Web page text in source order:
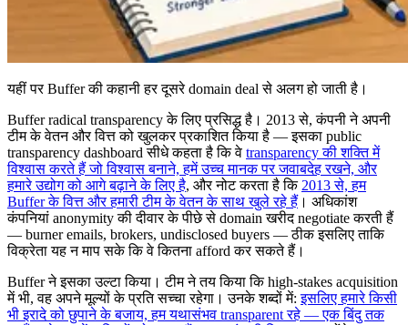
यहीं पर Buffer की कहानी हर दूसरे domain deal से अलग हो जाती है।
Buffer radical transparency के लिए प्रसिद्ध है। 2013 से, कंपनी ने अपनी
टीम के वेतन और वित्त को खुलकर प्रकाशित किया है — इसका public
transparency dashboard सीधे कहता है कि वे transparency की शक्ति में
विश्वास करते हैं जो विश्वास बनाने, हमें उच्च मानक पर जवाबदेह रखने, और
हमारे उद्योग को आगे बढ़ाने के लिए है, और नोट करता है कि 2013 से, हम
Buffer के वित्त और हमारी टीम के वेतन के साथ खुले रहे हैं । अधिकांश
कंपनियां anonymity की दीवार के पीछे से domain खरीद negotiate करती हैं
— burner emails, brokers, undisclosed buyers — ठीक इसलिए ताकि
विक्रेता यह न माप सके कि वे कितना afford कर सकते हैं।
Buffer ने इसका उल्टा किया। टीम ने तय किया कि high-stakes acquisition
में भी, वह अपने मूल्यों के प्रति सच्चा रहेगा। उनके शब्दों में:इसलिए हमारे किसी
भी इरादे को छुपाने के बजाय, हम यथासंभव transparent रहे — एक बिंदु तक